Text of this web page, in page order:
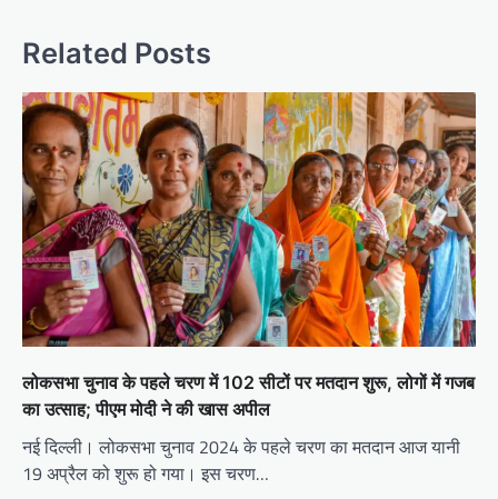
Related Posts
लोकसभा चुनाव के पहले चरण में 102 सीटों पर मतदान शुरू, लोगों में गजब
का उत्साह; पीएम मोदी ने की खास अपील
नई दिल्ली। लोकसभा चुनाव 2024 के पहले चरण का मतदान आज यानी
19 अप्रैल को शुरू हो गया। इस चरण…